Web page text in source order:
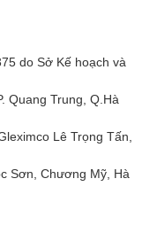
do Sở Kế hoạch và
Quang Trung, Q.Hà
Lê Trọng Tấn,
Sơn, Chương Mỹ, Hà